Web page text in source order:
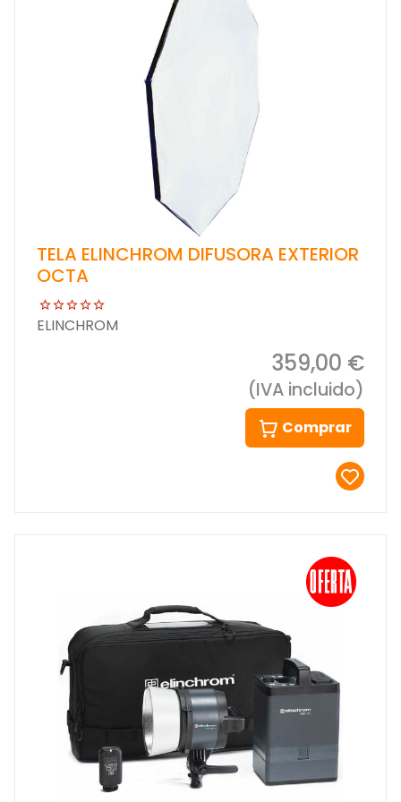
TELA ELINCHROM DIFUSORA EXTERIOR
OCTA
ELINCHROM
359,00 €
(IVA incluido)
Comprar